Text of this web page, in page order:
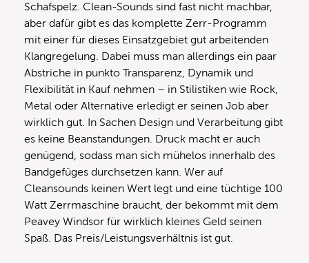
Schafspelz. Clean-Sounds sind fast nicht machbar,
aber dafür gibt es das komplette Zerr-Programm
mit einer für dieses Einsatzgebiet gut arbeitenden
Klangregelung. Dabei muss man allerdings ein paar
Abstriche in punkto Transparenz, Dynamik und
Flexibilität in Kauf nehmen – in Stilistiken wie Rock,
Metal oder Alternative erledigt er seinen Job aber
wirklich gut. In Sachen Design und Verarbeitung gibt
es keine Beanstandungen. Druck macht er auch
genügend, sodass man sich mühelos innerhalb des
Bandgefüges durchsetzen kann. Wer auf
Cleansounds keinen Wert legt und eine tüchtige 100
Watt Zerrmaschine braucht, der bekommt mit dem
Peavey Windsor für wirklich kleines Geld seinen
Spaß. Das Preis/Leistungsverhältnis ist gut.